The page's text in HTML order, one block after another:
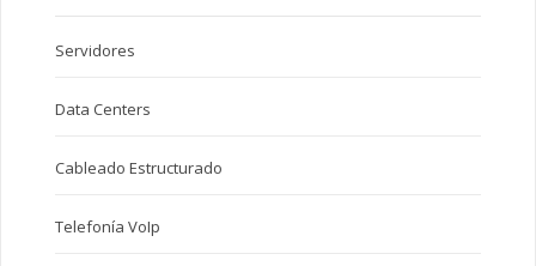
Servidores
Data Centers
Cableado Estructurado
Telefonía VoIp